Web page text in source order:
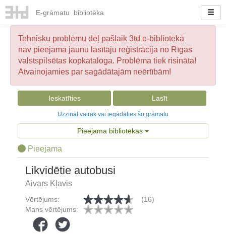
E-grāmatu bibliotēka
Tehnisku problēmu dēļ pašlaik 3td e-bibliotēkā
nav pieejama jaunu lasītāju reģistrācija no Rīgas
valstspilsētas kopkataloga. Problēma tiek risināta!
Atvainojamies par sagādātajām neērtībām!
Ieskatīties Lasīt
Uzzināt vairāk vai iegādāties šo grāmatu
Pieejama bibliotēkās
Pieejama
Likvidētie autobusi
Aivars Kļavis
Vērtējums:
(16)
Mans vērtējums: